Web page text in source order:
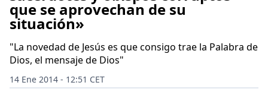
que se aprovechan de su
situación»
"La novedad de Jesús es que consigo trae la Palabra de
Dios, el mensaje de Dios"
14 Ene 2014 - 12:51 CET